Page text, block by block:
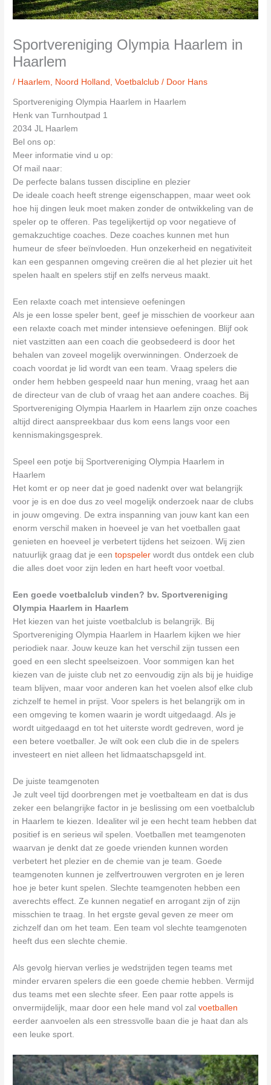
Sportvereniging Olympia Haarlem in
Haarlem
/ Haarlem Noord Holland ,Voetbalclub / Door Hans
Sportvereniging Olympia Haarlem in Haarlem
Henk van Turnhoutpad 1
2034 JL Haarlem
Bel ons op:
Meer informatie vind u op:
Of mail naar:
De perfecte balans tussen discipline en plezier
De ideale coach heeft strenge eigenschappen, maar weet ook
hoe hij dingen leuk moet maken zonder de ontwikkeling van de
speler op te offeren. Pas tegelijkertijd op voor negatieve of
gemakzuchtige coaches. Deze coaches kunnen met hun
humeur de sfeer beïnvloeden. Hun onzekerheid en negativiteit
kan een gespannen omgeving creëren die al het plezier uit het
spelen haalt en spelers stijf en zelfs nerveus maakt.
Een relaxte coach met intensieve oefeningen
Als je een losse speler bent, geef je misschien de voorkeur aan
een relaxte coach met minder intensieve oefeningen. Blijf ook
niet vastzitten aan een coach die geobsedeerd is door het
behalen van zoveel mogelijk overwinningen. Onderzoek de
coach voordat je lid wordt van een team. Vraag spelers die
onder hem hebben gespeeld naar hun mening, vraag het aan
de directeur van de club of vraag het aan andere coaches. Bij
Sportvereniging Olympia Haarlem in Haarlem zijn onze coaches
altijd direct aanspreekbaar dus kom eens langs voor een
kennismakingsgesprek.
Speel een potje bij Sportvereniging Olympia Haarlem in
Haarlem
Het komt er op neer dat je goed nadenkt over wat belangrijk
voor je is en doe dus zo veel mogelijk onderzoek naar de clubs
in jouw omgeving. De extra inspanning van jouw kant kan een
enorm verschil maken in hoeveel je van het voetballen gaat
genieten en hoeveel je verbetert tijdens het seizoen. Wij zien
natuurlijk graag dat je eentopspeler wordt dus ontdek een club
die alles doet voor zijn leden en hart heeft voor voetbal.
Een goede voetbalclub vinden? bv. Sportvereniging
Olympia Haarlem in Haarlem
Het kiezen van het juiste voetbalclub is belangrijk. Bij
Sportvereniging Olympia Haarlem in Haarlem kijken we hier
periodiek naar. Jouw keuze kan het verschil zijn tussen een
goed en een slecht speelseizoen. Voor sommigen kan het
kiezen van de juiste club net zo eenvoudig zijn als bij je huidige
team blijven, maar voor anderen kan het voelen alsof elke club
zichzelf te hemel in prijst. Voor spelers is het belangrijk om in
een omgeving te komen waarin je wordt uitgedaagd. Als je
wordt uitgedaagd en tot het uiterste wordt gedreven, word je
een betere voetballer. Je wilt ook een club die in de spelers
investeert en niet alleen het lidmaatschapsgeld int.
De juiste teamgenoten
Je zult veel tijd doorbrengen met je voetbalteam en dat is dus
zeker een belangrijke factor in je beslissing om een voetbalclub
in Haarlem te kiezen. Idealiter wil je een hecht team hebben dat
positief is en serieus wil spelen. Voetballen met teamgenoten
waarvan je denkt dat ze goede vrienden kunnen worden
verbetert het plezier en de chemie van je team. Goede
teamgenoten kunnen je zelfvertrouwen vergroten en je leren
hoe je beter kunt spelen. Slechte teamgenoten hebben een
averechts effect. Ze kunnen negatief en arrogant zijn of zijn
misschien te traag. In het ergste geval geven ze meer om
zichzelf dan om het team. Een team vol slechte teamgenoten
heeft dus een slechte chemie.
Als gevolg hiervan verlies je wedstrijden tegen teams met
minder ervaren spelers die een goede chemie hebben. Vermijd
dus teams met een slechte sfeer. Een paar rotte appels is
onvermijdelijk, maar door een hele mand vol zalvoetballen
eerder aanvoelen als een stressvolle baan die je haat dan als
een leuke sport.